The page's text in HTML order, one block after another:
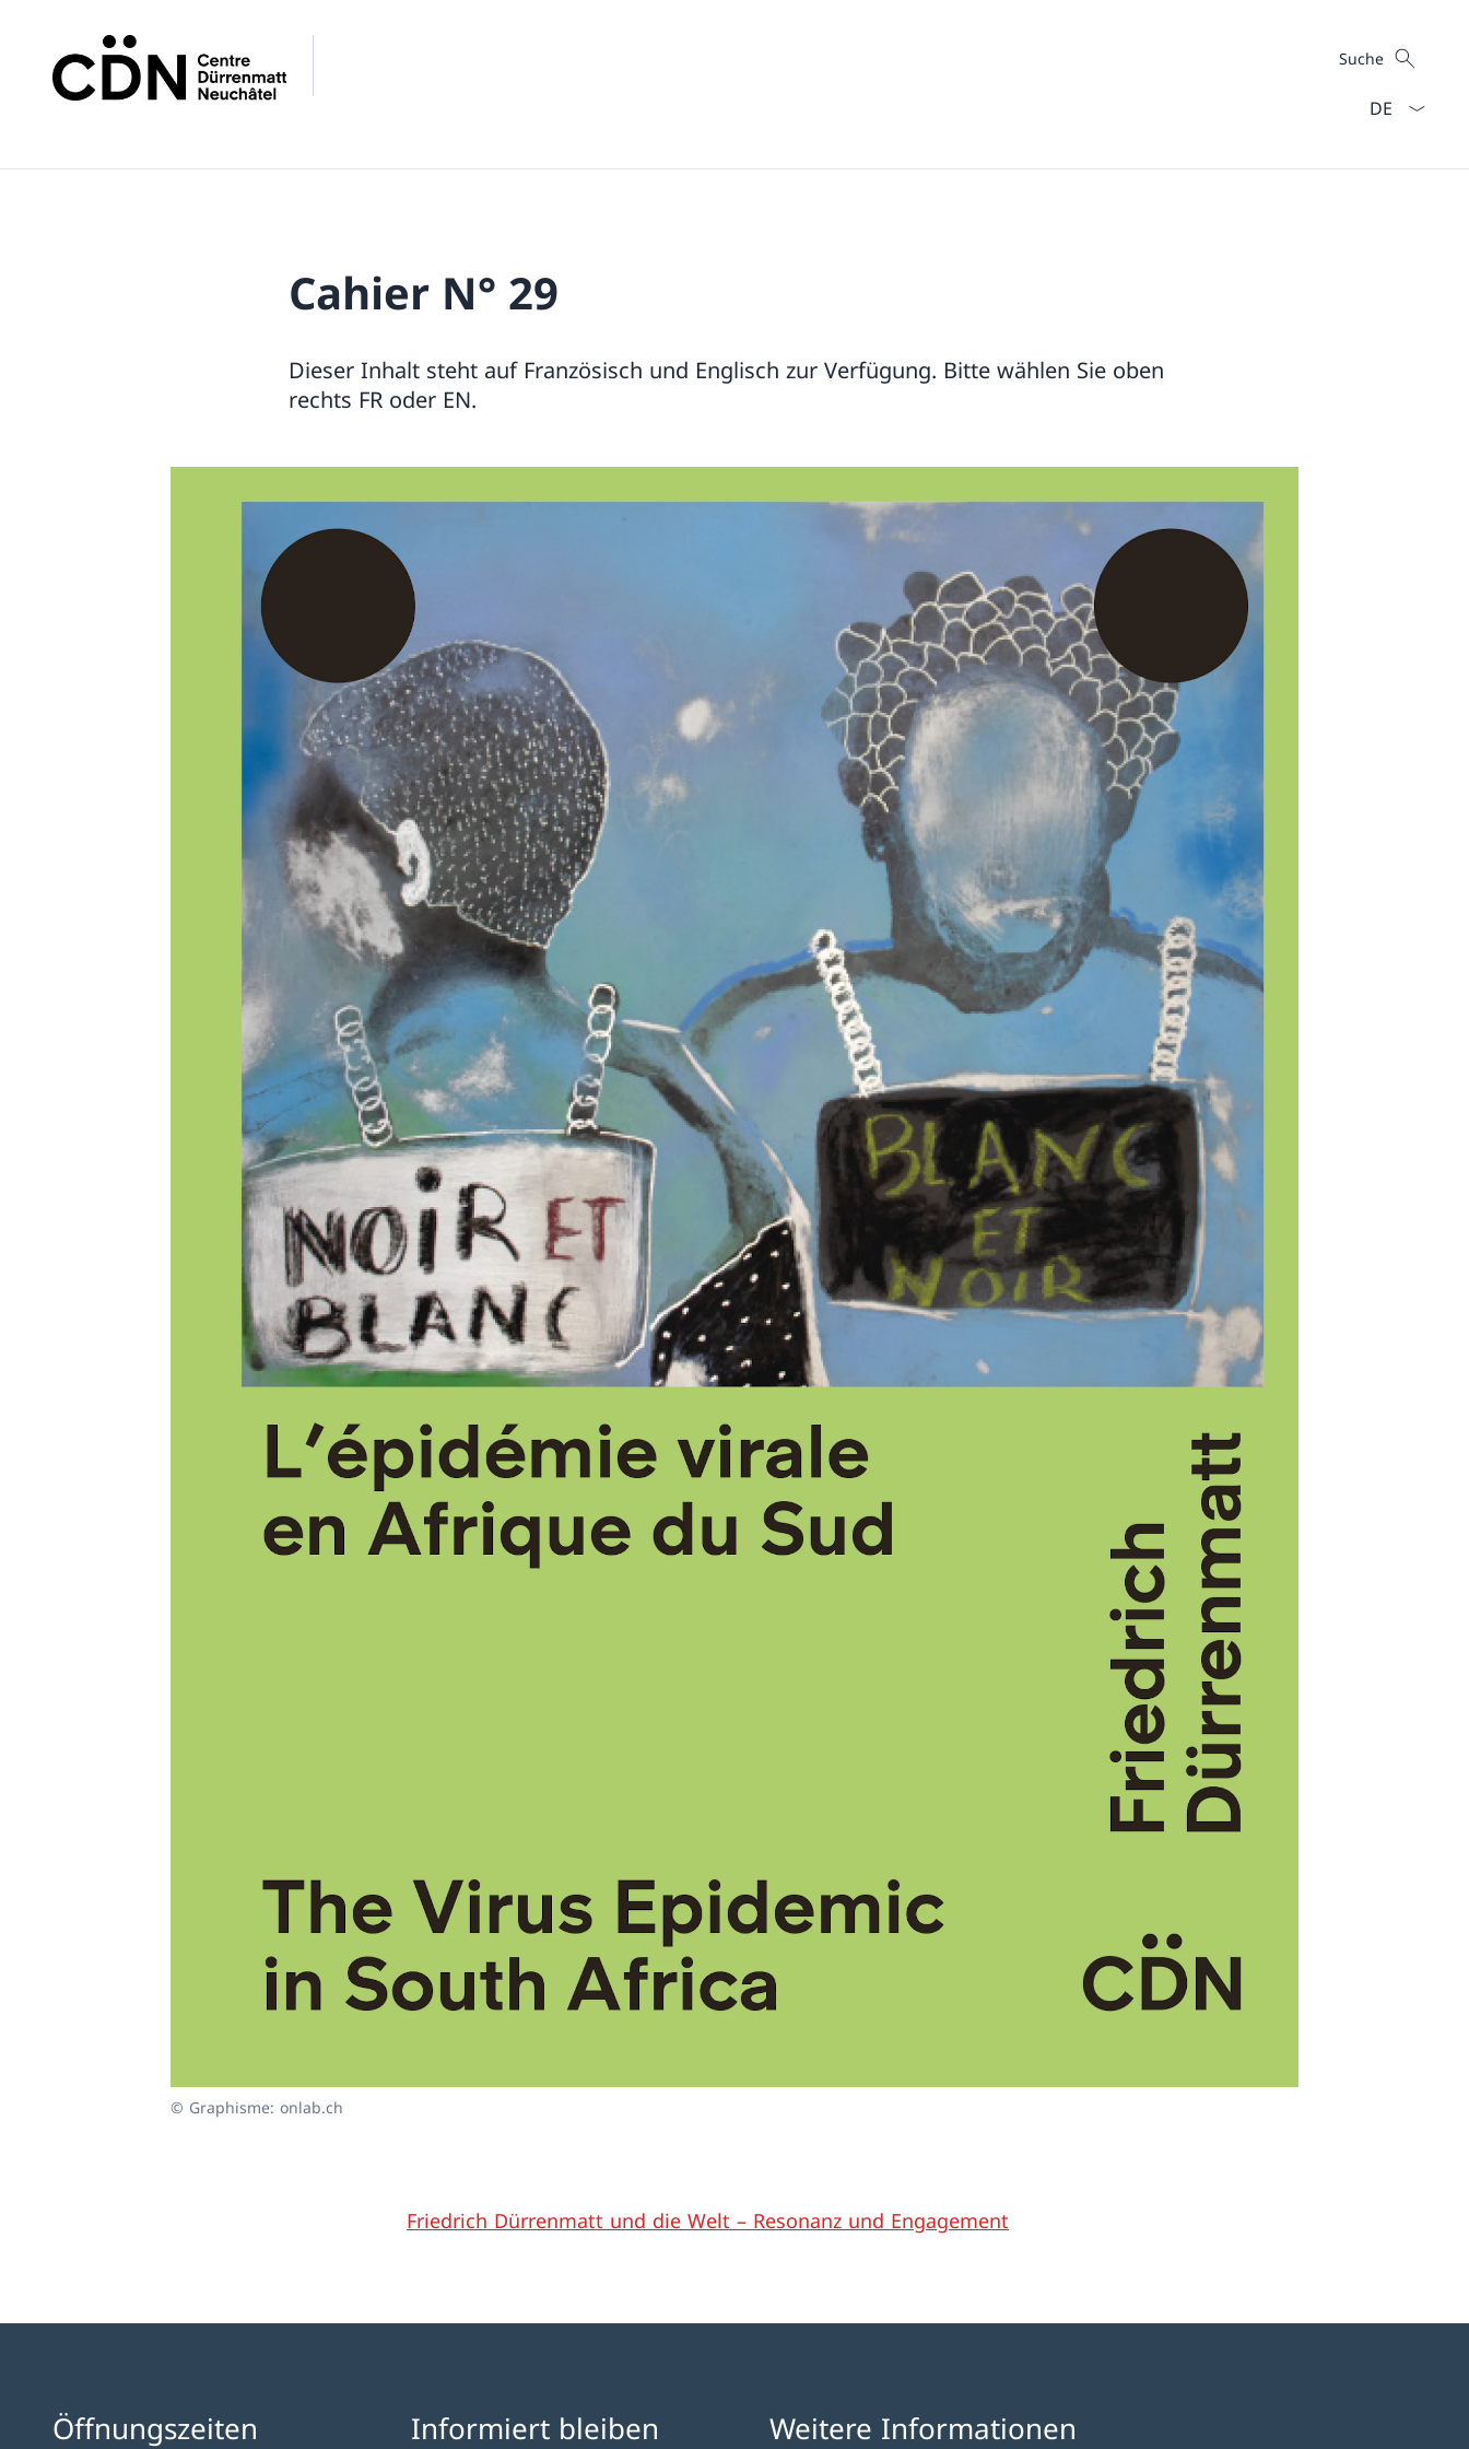
Suche
Suche
Cahier N° 29
Dieser Inhalt steht auf Französisch und Englisch zur Verfügung. Bitte wählen Sie oben
rechts FR oder EN.
© Graphisme: onlab.ch
Friedrich Dürrenmatt und die Welt – Resonanz und Engagement
Öffnungszeiten Informiert bleiben Weitere Informationen